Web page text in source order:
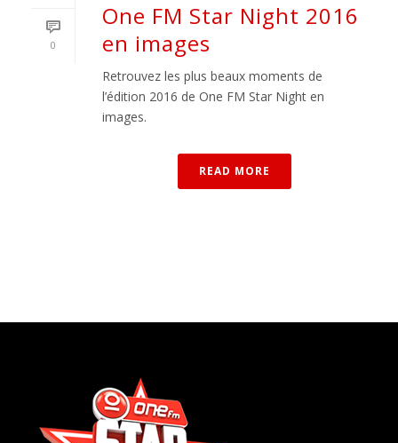
0
One FM Star Night 2016
en images
Retrouvez les plus beaux moments de
l’édition 2016 de One FM Star Night en
images.
READ MORE